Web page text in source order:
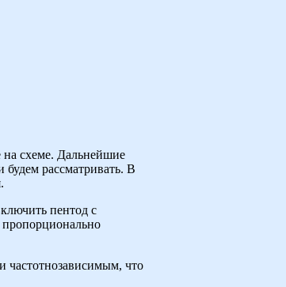
на схеме. Дальнейшие
рассматривать. В
пентод с
пропорционально
частотнозависимым, что